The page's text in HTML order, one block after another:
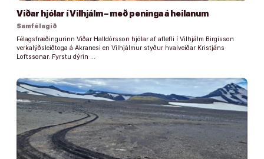
Viðar hjólar í Vilhjálm – með peninga á heilanum
Samfélagið
Félagsfræðingurinn Viðar Halldórsson hjólar af aflefli í Vilhjálm Birgisson
verkalýðsleiðtoga á Akranesi en Vilhjálmur styður hvalveiðar Kristjáns
Loftssonar. Fyrstu dýrin …